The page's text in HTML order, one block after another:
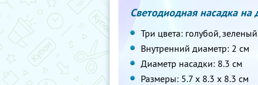
Светодиодная насадка
Три цвета: голубой,
Внутренний диаметр: 2 cм
Диаметр насадки: 8.3 cм
Размеры: 5.7 х 8.3 х 8.3 cм